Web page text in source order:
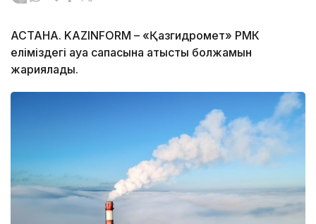
АСТАНА. KAZINFORM – «Қазгидромет» РМК
еліміздегі ауа сапасына қатысты болжамын
жариялады.